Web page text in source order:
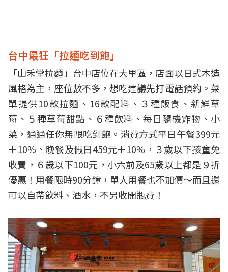
台中最狂「拉麵吃到飽」
「山禾堂拉麵」台中店位在大里區，店面以日式木造
風格為主，座位數不多，想吃建議先打電話預約。菜
單提供10款拉麵、16款配料、３種飯食、新鮮草
莓、５種草莓甜點、６種飲料、每日隨機炸物、小
菜，通通任你無限吃到飽。消費方式平日午餐399元
＋10%、晚餐及假日459元＋10%，３歲以下孩童免
收費，６歲以下100元，小六前及65歲以上都是９折
優惠！用餐限時90分鐘，單人用餐也不加價～而且還
可以自帶飲料、酒水，不另收開瓶費！